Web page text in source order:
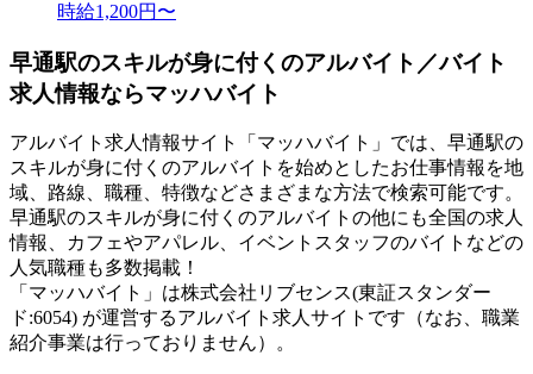
時給1,200円〜
早通駅のスキルが身に付くのアルバイト／バイト
求人情報ならマッハバイト
アルバイト求人情報サイト「マッハバイト」では、早通駅の
スキルが身に付くのアルバイトを始めとしたお仕事情報を地
域、路線、職種、特徴などさまざまな方法で検索可能です。
早通駅のスキルが身に付くのアルバイトの他にも全国の求人
情報、カフェやアパレル、イベントスタッフのバイトなどの
人気職種も多数掲載！
「マッハバイト」は株式会社リブセンス(東証スタンダー
ド:6054) が運営するアルバイト求人サイトです（なお、職業
紹介事業は行っておりません）。